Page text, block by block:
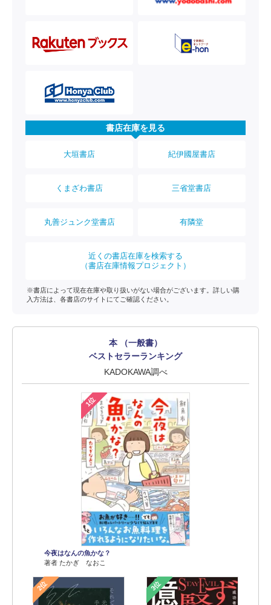
書店在庫を見る
大垣書店 紀伊國屋書店
くまざわ書店 三省堂書店
丸善ジュンク堂書店 有隣堂
近くの書店在庫を検索する
（書店在庫情報プロジェクト）
※書店によって現在在庫や取り扱いがない場合がございます。詳しい購
入方法は、各書店のサイトにてご確認ください。
本 （一般書）
ベストセラーランキング
KADOKAWA調べ
1位
今夜はなんの魚かな？
著者 たかぎ なおこ
2位 3位